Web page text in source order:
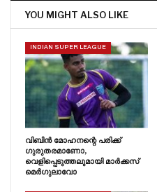
YOU MIGHT ALSO LIKE
INDIAN SUPER LEAGUE
വിബിൻ മോഹനന്റെ പരിക്ക്
ഗുരുതരമാണോ,
വെളിപ്പെടുത്തലുമായി മാർക്കസ്
മെർഗുലാവോ